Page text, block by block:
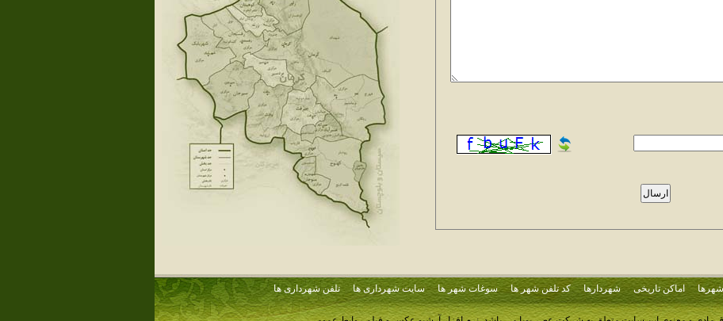
شهرها اماکن تاریخی شهردارها کد تلفن شهر ها سوغات شهر ها سایت شهرداری ها تلفن شهرداری ها